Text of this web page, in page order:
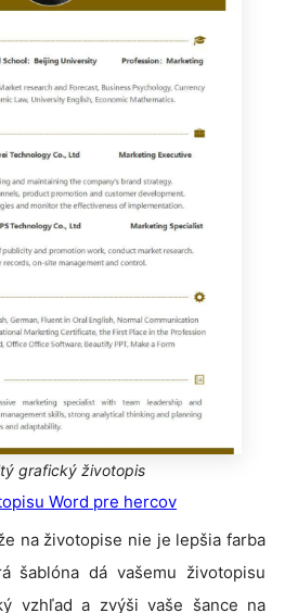
grafický životopis
Word pre hercov
na životopise nie je lepšia farba
šablóna dá vašemu životopisu
vzhľad a zvýši vaše šance na